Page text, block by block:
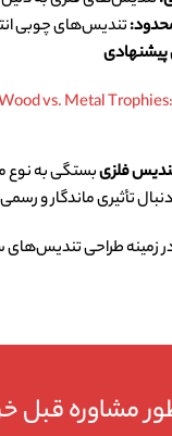
:تندیس‌های چوبی
پیشنهادی
vs. Metal
فلزیبستگی به نوع
تأثیری ماندگار و
زمینه طراحی
مشاوره قبل